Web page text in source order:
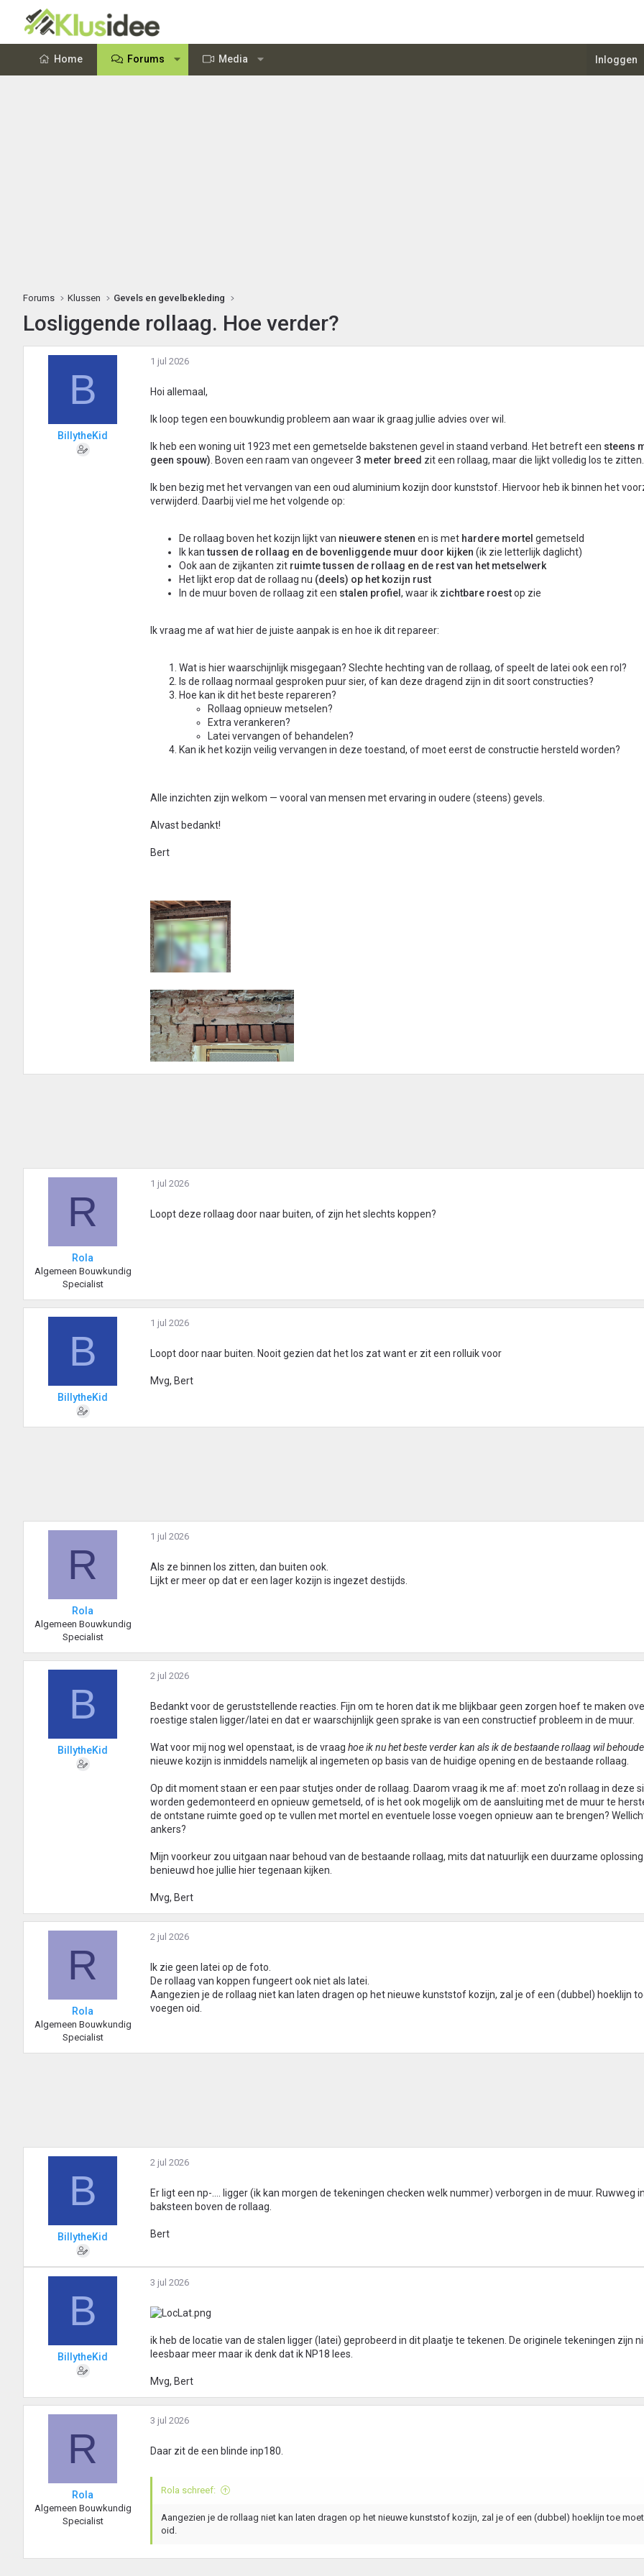
Home Forums Media Inloggen
Forums Klussen Gevels en gevelbekleding
Losliggende rollaag. Hoe verder?
B
BillytheKid
1 jul 2026
Hoi allemaal,
Ik loop tegen een bouwkundig probleem aan waar ik graag jullie advies over wil.
Ik heb een woning uit 1923 met een gemetselde bakstenen gevel in staand verband. Het betreft een steens
geen spouw) . Boven een raam van ongeveer3 meter breed zit een rollaag, maar die lijkt volledig los te zitten.
Ik ben bezig met het vervangen van een oud aluminium kozijn door kunststof. Hiervoor heb ik binnen het
verwijderd. Daarbij viel me het volgende op:
De rollaag boven het kozijn lijkt van nieuwere stenen en is met hardere mortel gemetseld
Ik kantussen de rollaag en de bovenliggende muur door kijken (ik zie letterlijk daglicht)
Ook aan de zijkanten zit ruimte tussen de rollaag en de rest van het metselwerk
Het lijkt erop dat de rollaag nu (deels) op het kozijn rust
In de muur boven de rollaag zit een stalen profiel , waar ik zichtbare roestop zie
Ik vraag me af wat hier de juiste aanpak is en hoe ik dit repareer:
Wat is hier waarschijnlijk misgegaan? Slechte hechting van de rollaag, of speelt de latei ook een rol?
Is de rollaag normaal gesproken puur sier, of kan deze dragend zijn in dit soort constructies?
Hoe kan ik dit het beste repareren?
Rollaag opnieuw metselen?
Extra verankeren?
Latei vervangen of behandelen?
Kan ik het kozijn veilig vervangen in deze toestand, of moet eerst de constructie hersteld worden?
Alle inzichten zijn welkom — vooral van mensen met ervaring in oudere (steens) gevels.
Alvast bedankt!
Bert
R
Rola
Algemeen Bouwkundig
Specialist
1 jul 2026
Loopt deze rollaag door naar buiten, of zijn het slechts koppen?
B
BillytheKid
1 jul 2026
Loopt door naar buiten. Nooit gezien dat het los zat want er zit een rolluik voor
Mvg, Bert
R
Rola
Algemeen Bouwkundig
Specialist
1 jul 2026
Als ze binnen los zitten, dan buiten ook.
Lijkt er meer op dat er een lager kozijn is ingezet destijds.
B
BillytheKid
2 jul 2026
Bedankt voor de geruststellende reacties. Fijn om te horen dat ik me blijkbaar geen zorgen hoef te maken
roestige stalen ligger/latei en dat er waarschijnlijk geen sprake is van een constructief probleem in de muur.
Wat voor mij nog wel openstaat, is de vraag hoe ik nu het beste verder kan als ik de bestaande rollaag wil
nieuwe kozijn is inmiddels namelijk al ingemeten op basis van de huidige opening en de bestaande rollaag.
Op dit moment staan er een paar stutjes onder de rollaag. Daarom vraag ik me af: moet zo'n rollaag in deze
worden gedemonteerd en opnieuw gemetseld, of is het ook mogelijk om de aansluiting met de muur te
de ontstane ruimte goed op te vullen met mortel en eventuele losse voegen opnieuw aan te brengen?
ankers?
Mijn voorkeur zou uitgaan naar behoud van de bestaande rollaag, mits dat natuurlijk een duurzame oplossing
benieuwd hoe jullie hier tegenaan kijken.
Mvg, Bert
R
Rola
Algemeen Bouwkundig
Specialist
2 jul 2026
Ik zie geen latei op de foto.
De rollaag van koppen fungeert ook niet als latei.
Aangezien je de rollaag niet kan laten dragen op het nieuwe kunststof kozijn, zal je of een (dubbel) hoeklijn
voegen oid.
B
BillytheKid
2 jul 2026
Er ligt een np-.... ligger (ik kan morgen de tekeningen checken welk nummer) verborgen in de muur. Ruwweg
baksteen boven de rollaag.
Bert
B
BillytheKid
3 jul 2026
ik heb de locatie van de stalen ligger (latei) geprobeerd in dit plaatje te tekenen. De originele tekeningen zijn
leesbaar meer maar ik denk dat ik NP18 lees.
Mvg, Bert
R
Rola
Algemeen Bouwkundig
Specialist
3 jul 2026
Daar zit de een blinde inp180.
Rola schreef:
Aangezien je de rollaag niet kan laten dragen op het nieuwe kunststof kozijn, zal je of een (dubbel) hoeklijn toe
oid.